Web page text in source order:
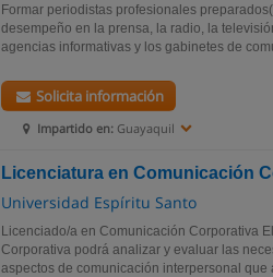
Formar periodistas profesionales
desempeño en la prensa, la radio, la
agencias informativas y los gabinetes de
Impartido en: Guayaquil
Solicita información
Licenciatura en Comunicación
Universidad Espíritu Santo
Licenciado/a en Comunicación Corporativa
Corporativa podrá analizar y evaluar las
aspectos de comunicación interpersonal